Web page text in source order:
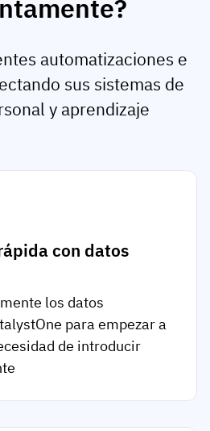
automatizaciones e
sus sistemas de
y aprendizaje
con datos
los datos
para empezar a
de introducir